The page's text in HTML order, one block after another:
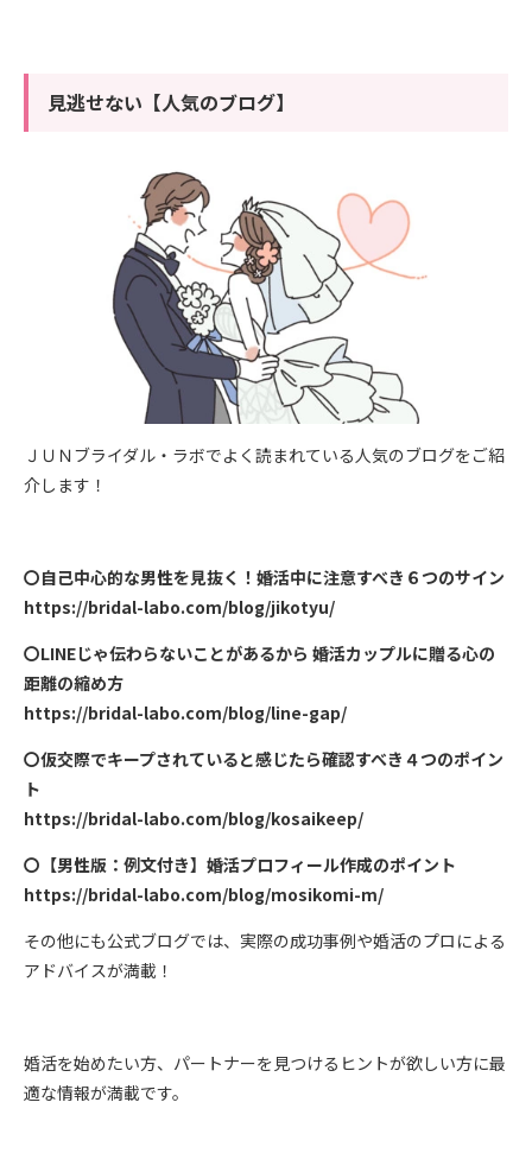
見逃せない【人気のブログ】
ＪＵＮブライダル・ラボでよく読まれている人気のブログをご紹
介します！
〇自己中心的な男性を見抜く！婚活中に注意すべき６つのサイン
https://bridal-labo.com/blog/jikotyu/
〇LINEじゃ伝わらないことがあるから 婚活カップルに贈る心の
距離の縮め方
https://bridal-labo.com/blog/line-gap/
〇仮交際でキープされていると感じたら確認すべき４つのポイン
ト
https://bridal-labo.com/blog/kosaikeep/
〇【男性版：例文付き】婚活プロフィール作成のポイント
https://bridal-labo.com/blog/mosikomi-m/
その他にも公式ブログでは、実際の成功事例や婚活のプロによる
アドバイスが満載！
婚活を始めたい方、パートナーを見つけるヒントが欲しい方に最
適な情報が満載です。